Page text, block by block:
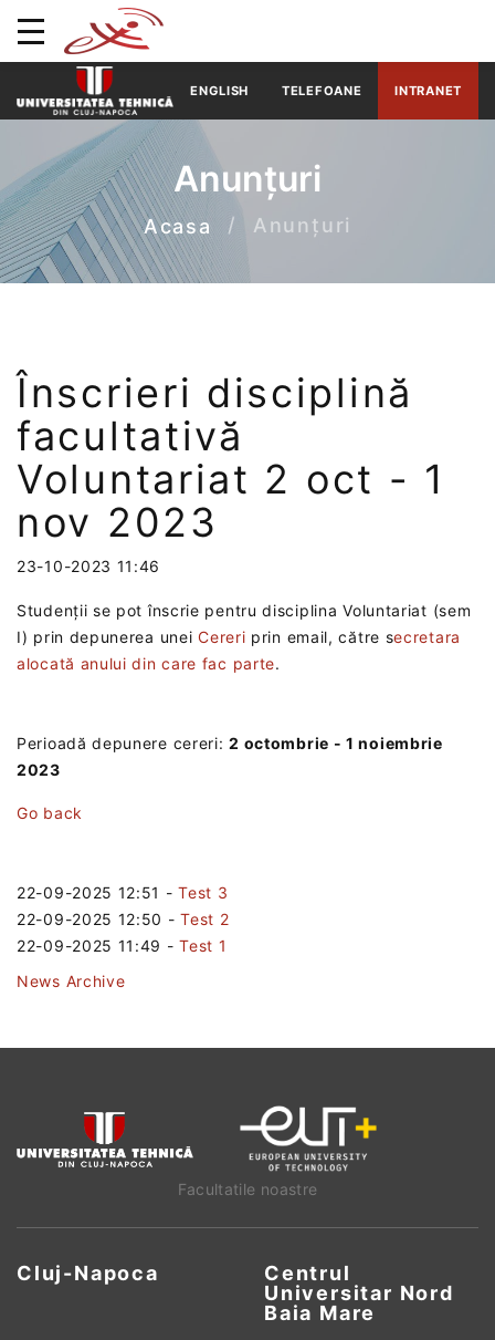
ENGLISH TELEFOANE INTRANET
Anunțuri
Acasa Anunțuri
Înscrieri disciplină
facultativă
Voluntariat 2 oct - 1
nov 2023
23-10-2023 11:46
Studenții se pot înscrie pentru disciplina Voluntariat (sem
I) prin depunerea uneiCereri prin email, către secretara
alocată anului din care fac parte.
Perioadă depunere cereri:2 octombrie - 1 noiembrie
2023
Go back
22-09-2025 12:51 -Test 3
22-09-2025 12:50 -Test 2
22-09-2025 11:49 -Test 1
News Archive
Facultatile noastre
Cluj-Napoca
Centrul
Universitar Nord
Baia Mare